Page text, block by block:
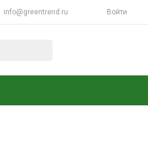
info@greentrend.ru Войти